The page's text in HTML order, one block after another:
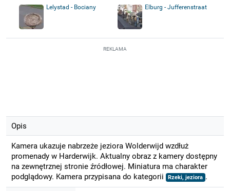
Lelystad - Bociany Elburg - Jufferenstraat
REKLAMA
Opis
Kamera ukazuje nabrzeże jeziora Wolderwijd wzdłuż
promenady w Harderwijk. Aktualny obraz z kamery dostępny
na zewnętrznej stronie źródłowej. Miniatura ma charakter
podglądowy. Kamera przypisana do kategorii
Rzeki, jeziora .